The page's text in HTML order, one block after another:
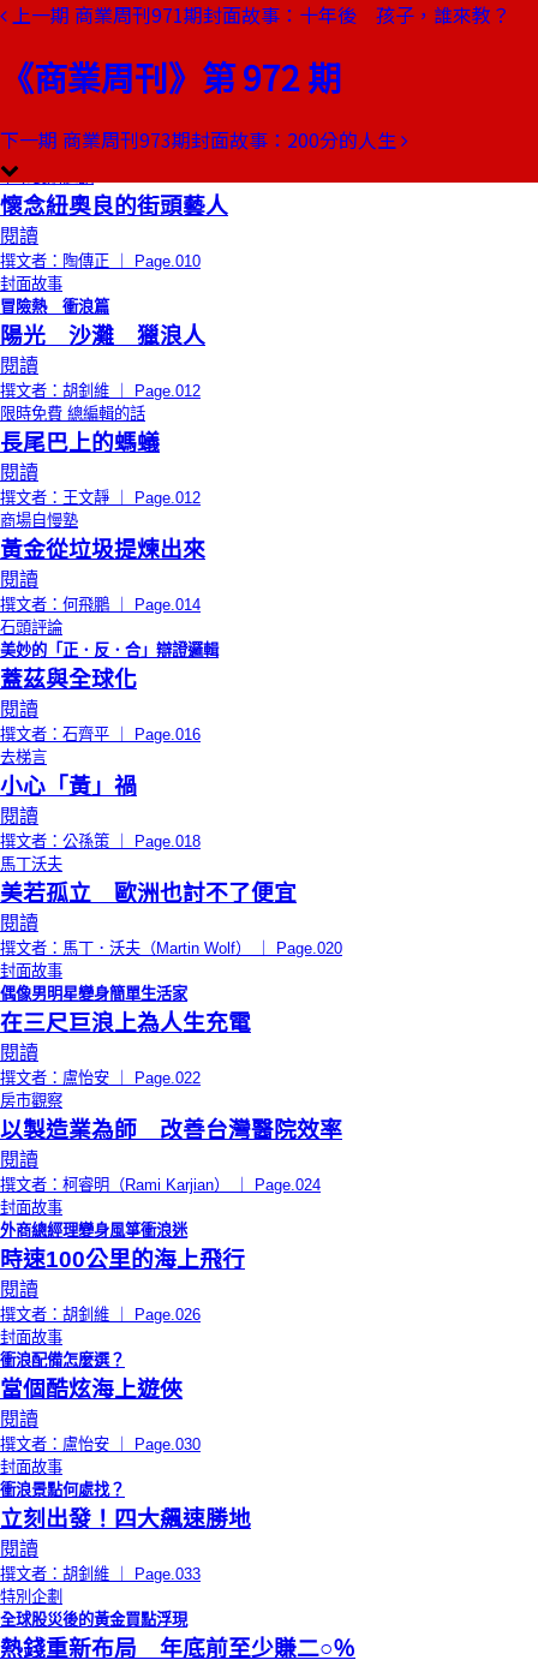
上一期 商業周刊971期封面故事：十年後 孩子，誰來教？
《商業周刊》第 972 期
下一期 商業周刊973期封面故事：200分的人生
本期目錄
小吃大學問
捷運站旁古亭果汁吧
閱讀
撰文者：舒國治 ｜ Page.007
董事長嬉遊記
懷念紐奧良的街頭藝人
閱讀
撰文者：陶傳正 ｜ Page.010
封面故事
冒險熱 衝浪篇
陽光 沙灘 獵浪人
閱讀
撰文者：胡釗維 ｜ Page.012
限時免費 總編輯的話
長尾巴上的螞蟻
閱讀
撰文者：王文靜 ｜ Page.012
商場自慢塾
黃金從垃圾提煉出來
閱讀
撰文者：何飛鵬 ｜ Page.014
石頭評論
美妙的「正．反．合」辯證邏輯
蓋茲與全球化
閱讀
撰文者：石齊平 ｜ Page.016
去梯言
小心「黃」禍
閱讀
撰文者：公孫策 ｜ Page.018
馬丁沃夫
美若孤立 歐洲也討不了便宜
閱讀
撰文者：馬丁．沃夫（Martin Wolf） ｜ Page.020
封面故事
偶像男明星變身簡單生活家
在三尺巨浪上為人生充電
閱讀
撰文者：盧怡安 ｜ Page.022
房市觀察
以製造業為師 改善台灣醫院效率
閱讀
撰文者：柯睿明（Rami Karjian） ｜ Page.024
封面故事
外商總經理變身風箏衝浪迷
時速100公里的海上飛行
閱讀
撰文者：胡釗維 ｜ Page.026
封面故事
衝浪配備怎麼選？
當個酷炫海上遊俠
閱讀
撰文者：盧怡安 ｜ Page.030
封面故事
衝浪景點何處找？
立刻出發！四大飆速勝地
閱讀
撰文者：胡釗維 ｜ Page.033
特別企劃
全球股災後的黃金買點浮現
熱錢重新布局 年底前至少賺二○％